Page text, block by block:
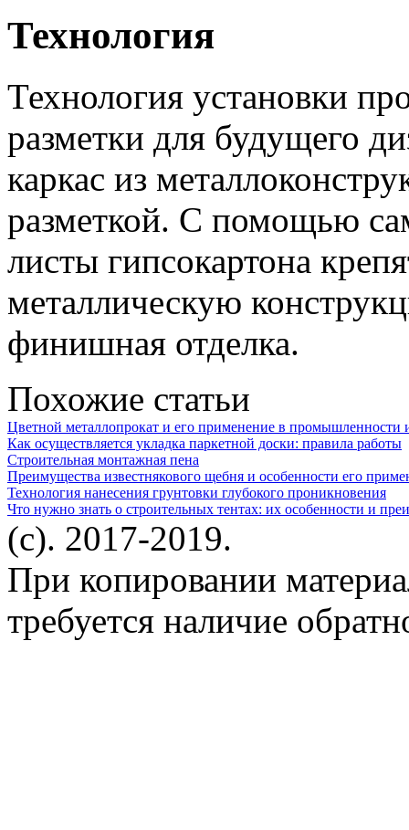
Технология
Технология установки
разметки для будущего
каркас из
разметкой. С помощью
листы гипсокартона
металлическую
финишная отделка.
Похожие статьи
Цветной металлопрокат и его применение в промышленности
Как осуществляется укладка паркетной доски: правила работы
Строительная монтажная пена
Преимущества известнякового щебня и особенности его
Технология нанесения грунтовки глубокого проникновения
Что нужно знать о строительных тентах: их особенности и
(c). 2017-2019.
При копировании
требуется наличие